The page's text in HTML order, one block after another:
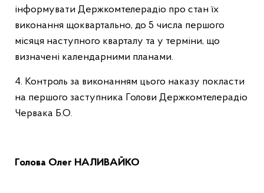
інформувати Держкомтелерадіо про стан їх
виконання щоквартально, до 5 числа першого
місяця наступного кварталу та у терміни, що
визначені календарними планами.
4. Контроль за виконанням цього наказу покласти
на першого заступника Голови Держкомтелерадіо
Червака Б.О.
Голова Олег НАЛИВАЙКО